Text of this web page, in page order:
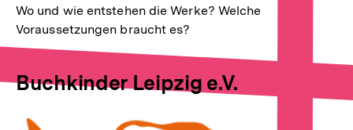
Wo und wie entstehen die Werke? Welche
Voraussetzungen braucht es?
Buchkinder Leipzig e.V.